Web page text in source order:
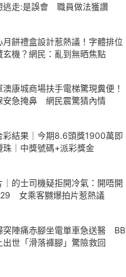
逃走:是誤會 職員做法獲讚
月餅禮盒設計惹熱議！字體排位
玄機？網民：亂到無晒焦點
澳康城商場扶手電梯驚現糞便！
安急掩鼻 網民震驚猜內情
彩結果｜今期8.6頭獎1900萬即
珠｜中獎號碼+派彩獎金
｜的士司機疑拒開冷氣：開唔開
女乘客嬲爆拍片惹熱議
突陣痛赤腳坐電單車急送醫 BB
出世「滑落褲腳」驚險救回